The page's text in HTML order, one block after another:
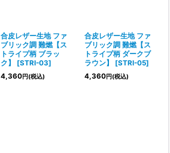
合皮レザー生地 ファ
ブリック調 難燃【ス
トライプ柄 ブラッ
ク】
[STRI-03]
4,360円(税込)
合皮レザー生地 ファ
ブリック調 難燃【ス
トライプ柄 ダークブ
ラウン】
[STRI-05]
4,360円(税込)